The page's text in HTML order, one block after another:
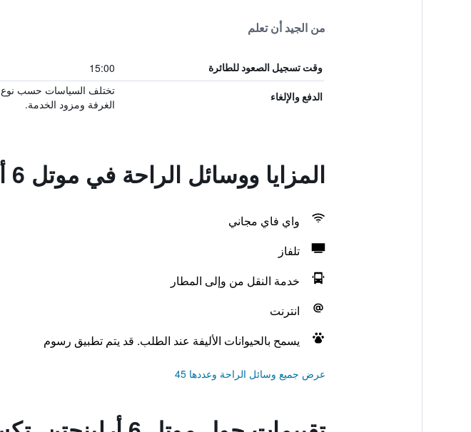
من الجيد أن تعلم
وقت تسجيل الصعود للطائرة 15:00
الدفع والإلغاء
تختلف السياسات حسب نوع
الغرفة ومزود الخدمة.
المزايا ووسائل الراحة في موتل 6 أرلينجتن، تكس - إنترتينمينت دستريكت
واي فاي مجاني
تلفاز
خدمة النقل من وإلى المطار
انترنت
يسمح بالحيوانات الأليفة عند الطلب. قد يتم تطبيق رسوم
عرض جميع وسائل الراحة وعددها 45